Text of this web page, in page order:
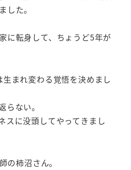
した。
に転身して、ちょうど5年が
まれ変わる覚悟を決めまし
らない。
スに没頭してやってきまし
の柿沼さん。